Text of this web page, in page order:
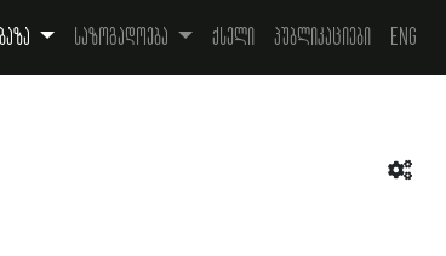
ბაზა საზოგადოება ქსელი პუბლიკაციები Eng